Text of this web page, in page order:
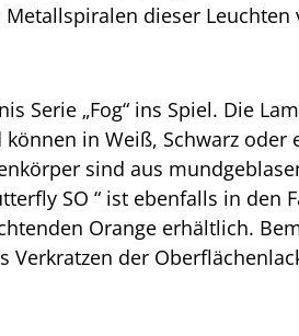
dieser
Serie „Fog“ ins Spiel. Die
in Weiß, Schwarz oder
sind aus
SO “ ist ebenfalls in den
Orange erhältlich.
Verkratzen der